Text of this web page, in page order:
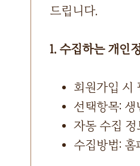
드립니다.
1. 수집하는 개인
회원가입 시
선택항목:
자동 수집
수집방법: